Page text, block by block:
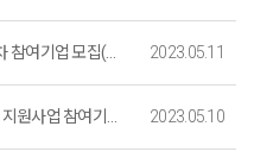
전공자 인턴십·정규직 전환 지원사업 2차 참여기업 모집(정기)_마감 2023.05.11
2023 원자력생태계 원전기업 역량강화 지원사업 참여기업 모집 (~ 5. 26. 까지) 2023.05.10